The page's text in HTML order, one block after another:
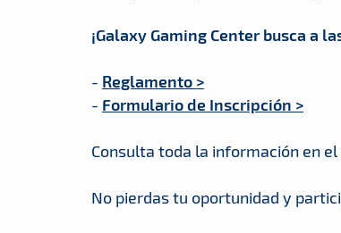
¡Galaxy Gaming Center busca a
- Reglamento >
- Formulario de Inscripción >
Consulta toda la información en
No pierdas tu oportunidad y